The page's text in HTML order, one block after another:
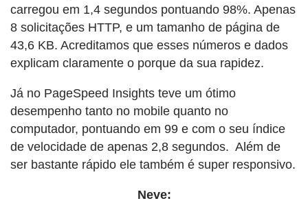
carregou em 1,4 segundos pontuando 98%. Apenas
8 solicitações HTTP, e um tamanho de página de
43,6 KB. Acreditamos que esses números e dados
explicam claramente o porque da sua rapidez.
Já no PageSpeed Insights teve um ótimo
desempenho tanto no mobile quanto no
computador, pontuando em 99 e com o seu índice
de velocidade de apenas 2,8 segundos. Além de
ser bastante rápido ele também é super responsivo.
Neve: